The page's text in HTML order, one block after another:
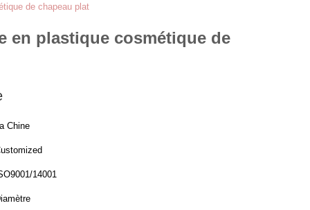
de chapeau plat
en plastique cosmétique de
Chine
14001